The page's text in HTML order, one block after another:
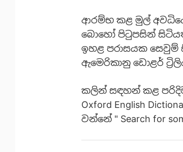
ආරම්භ කළ මුල් අවධියේ
බොහෝ පිටුපසින්
ඉහළ පරාසයක සෙවුම්
‍ඇමෙරිකානු ඩොළර්
කලින් සඳහන් කළ පරිදිම
Oxford English
වන්නේ " Search for